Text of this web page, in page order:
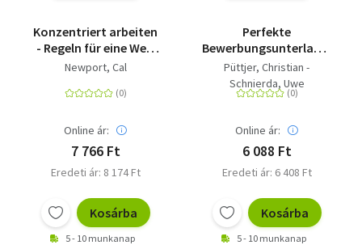
Konzentriert arbeiten
- Regeln für eine Welt
voller Ablenkungen
Newport, Cal
Online ár:
7 766 Ft
Eredeti ár: 8 174 Ft
Kosárba
5 - 10 munkanap
Perfekte
Bewerbungsunterlagen
für
Ausbildungsplatzsuchende
Püttjer, Christian -
Schnierda, Uwe
Online ár:
6 088 Ft
Eredeti ár: 6 408 Ft
Kosárba
5 - 10 munkanap